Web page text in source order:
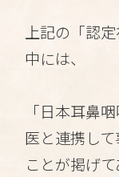
上記の「認
中には、
「日本耳鼻
医と連携して
ことが掲げて